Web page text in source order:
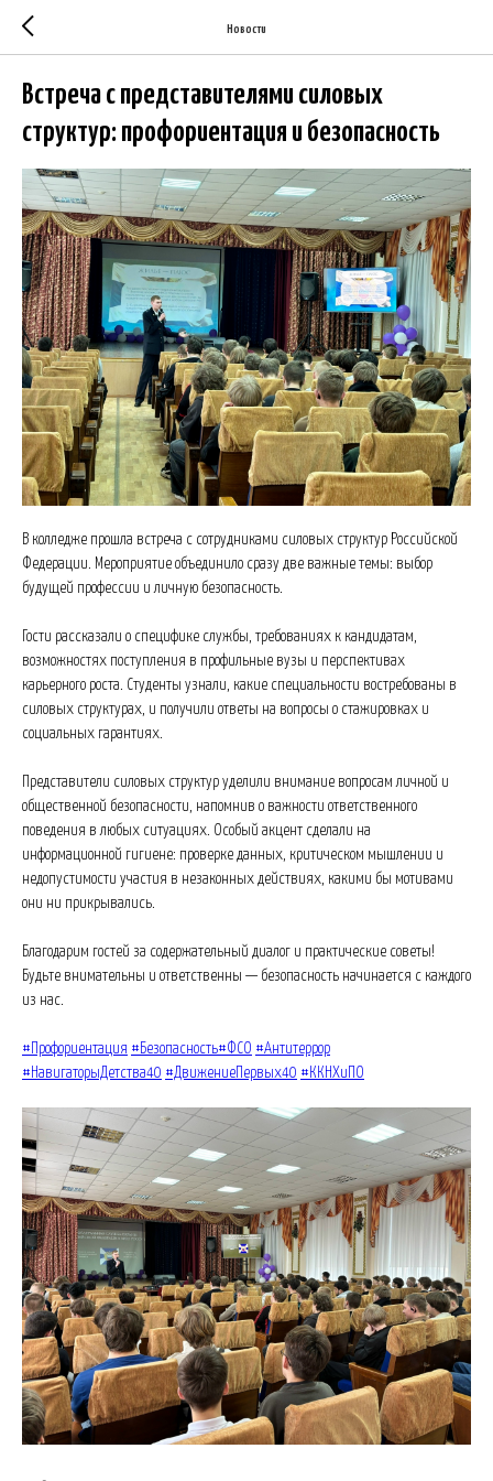
Новости
Встреча с представителями силовых
структур: профориентация и безопасность
В колледже прошла встреча с сотрудниками силовых структур Российской
Федерации. Мероприятие объединило сразу две важные темы: выбор
будущей профессии и личную безопасность.
Гости рассказали о специфике службы, требованиях к кандидатам,
возможностях поступления в профильные вузы и перспективах
карьерного роста. Студенты узнали, какие специальности востребованы в
силовых структурах, и получили ответы на вопросы о стажировках и
социальных гарантиях.
Представители силовых структур уделили внимание вопросам личной и
общественной безопасности, напомнив о важности ответственного
поведения в любых ситуациях. Особый акцент сделали на
информационной гигиене: проверке данных, критическом мышлении и
недопустимости участия в незаконных действиях, какими бы мотивами
они ни прикрывались.
Благодарим гостей за содержательный диалог и практические советы!
Будьте внимательны и ответственны — безопасность начинается с каждого
из нас.
#Профориентация #Безопасность#ФСО #Антитеррор
#НавигаторыДетства40 #ДвижениеПервых40 #ККНХиПО